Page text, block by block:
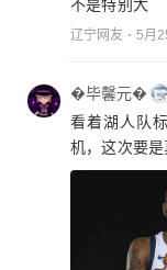
不是特别大
辽宁网友 5月
�毕馨元�
看着湖人队
机，这次要